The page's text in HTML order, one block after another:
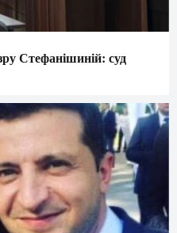
Стефанішиній: суд